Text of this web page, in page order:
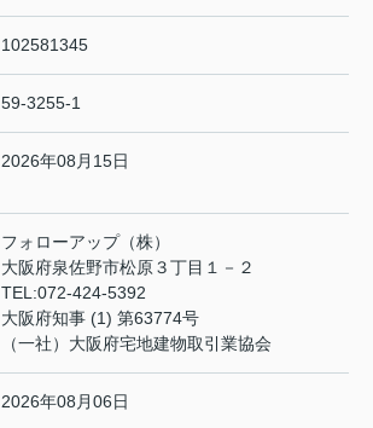
102581345
59-3255-1
2026年08月15日
フォローアップ（株）
大阪府泉佐野市松原３丁目１－２
TEL:072-424-5392
大阪府知事 (1) 第63774号
（一社）大阪府宅地建物取引業協会
2026年08月06日